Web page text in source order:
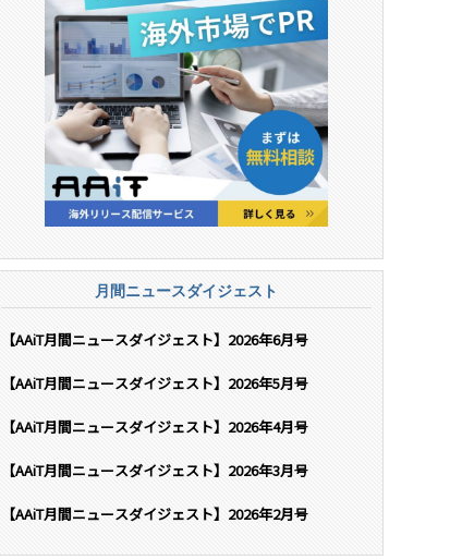
月間ニュースダイジェスト
【AAiT月間ニュースダイジェスト】2026年6月号
【AAiT月間ニュースダイジェスト】2026年5月号
【AAiT月間ニュースダイジェスト】2026年4月号
【AAiT月間ニュースダイジェスト】2026年3月号
【AAiT月間ニュースダイジェスト】2026年2月号